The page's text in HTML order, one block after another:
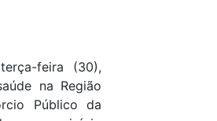
feira (30),
na Região
Público da